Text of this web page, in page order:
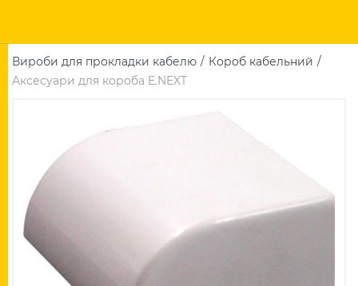
Вироби для прокладки кабелю
Короб кабельний
Аксесуари для короба E.NEXT